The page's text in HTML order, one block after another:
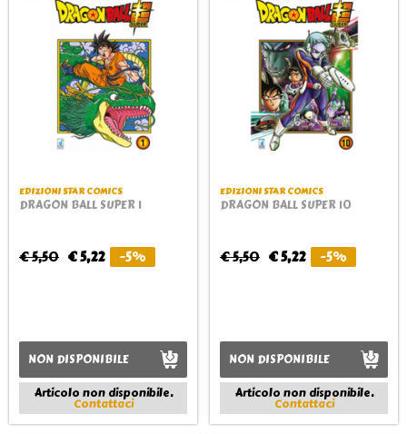
EDIZIONI STAR COMICS
DRAGON BALL SUPER 1
€ 5,50 € 5,22 -5%
NON DISPONIBILE
Articolo non disponibile.
Contattaci
EDIZIONI STAR COMICS
DRAGON BALL SUPER 10
€ 5,50 € 5,22 -5%
NON DISPONIBILE
Articolo non disponibile.
Contattaci